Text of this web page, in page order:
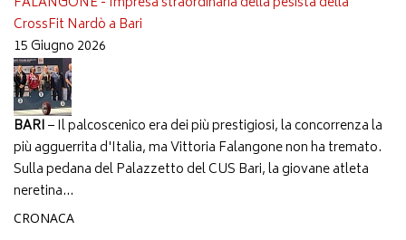
CrossFit Nardò a Bari
15 Giugno 2026
BARI– Il palcoscenico era dei più prestigiosi, la concorrenza la
più agguerrita d'Italia, ma Vittoria Falangone non ha tremato.
Sulla pedana del Palazzetto del CUS Bari, la giovane atleta
neretina...
CRONACA